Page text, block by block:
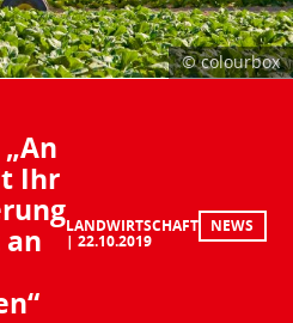
© colourbox
Ihr
LANDWIRTSCHAFT
22.10.2019
NEWS